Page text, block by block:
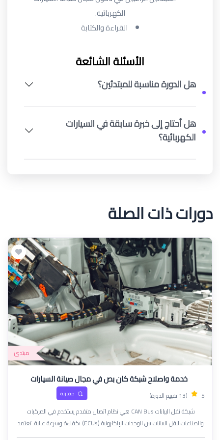
الكهربائية.
القراءة والكتابة
الأسئلة الشائعة
هل الدورة مناسبة للمبتدئين؟
هل أحتاج إلى خبرة سابقة في السيارات
الكهربائية؟
دورات ذات الصلة
مبتدئ
خدمة واصلاح شبكة كان بص في مجال صيانة السيارات
5 (13 تقييم الدورة) مقارنة
شبكة نقل البيانات CAN Bus هي نظام اتصال متقدم يستخدم في المركبات
والصناعات لنقل البيانات بين الوحدات الإلكترونية (ECUs) بكفاءة وسرعة عالية. تعتمد
على بروتوكول تسلسلي يتيح تبادل المعلومات دون الحاجة إلى وحدة تحكم مركزية،